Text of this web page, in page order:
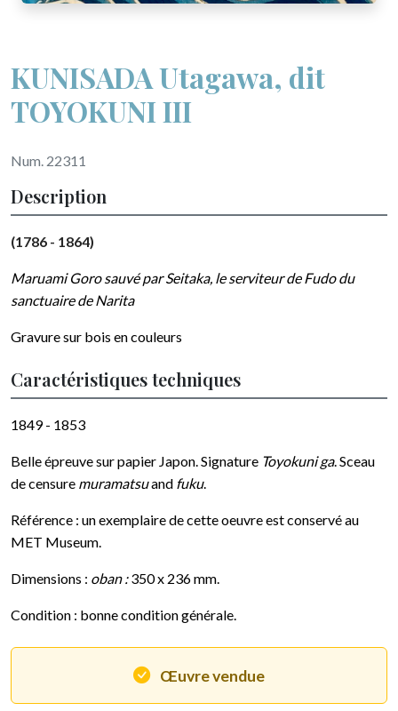
KUNISADA Utagawa, dit
TOYOKUNI III
Num. 22311
Description
(1786 - 1864)
Maruami Goro sauvé par Seitaka, le serviteur de Fudo du
sanctuaire de Narita
Gravure sur bois en couleurs
Caractéristiques techniques
1849 - 1853
Belle épreuve sur papier Japon. Signature Toyokuni ga. Sceau
de censure muramatsuand fuku.
Référence : un exemplaire de cette oeuvre est conservé au
MET Museum.
Dimensions : oban :350 x 236 mm.
Condition : bonne condition générale.
Œuvre vendue